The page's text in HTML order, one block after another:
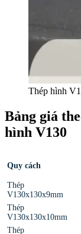
Thép hình
Bảng giá
hình V130
Quy cách
Thép
V130x130x9mm
Thép
V130x130x10mm
Thép